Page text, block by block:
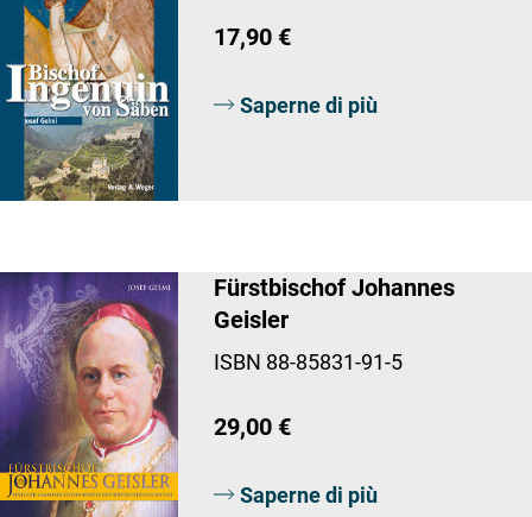
17,90 €
Saperne di più
Fürstbischof Johannes
Geisler
ISBN 88-85831-91-5
29,00 €
Saperne di più